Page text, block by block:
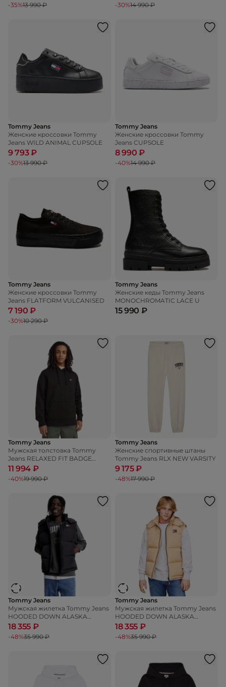
-35%13 990 ₽ -30%14 990 ₽
Tommy Jeans
Женские кроссовки Tommy
Jeans WILD ANIMAL CUPSOLE
9 793 ₽
-30%13 990 ₽
Tommy Jeans
Женские кроссовки Tommy
Jeans CUPSOLE
8 990 ₽
-40%14 990 ₽
Tommy Jeans
Женские кроссовки Tommy
Jeans FLATFORM VULCANISED
7 190 ₽
-30%10 290 ₽
Tommy Jeans
Женские кеды Tommy Jeans
MONOCHROMATIC LACE U
15 990 ₽
Tommy Jeans
Мужская толстовка Tommy
Jeans RELAXED FIT BADGE
HOODIE
11 994 ₽
-40%19 990 ₽
Tommy Jeans
Женские спортивные штаны
Tommy Jeans RLX NEW VARSITY
9 175 ₽
-48%17 990 ₽
Tommy Jeans
Мужская жилетка Tommy Jeans
HOODED DOWN ALASKA
PUFFER VEST
18 355 ₽
-48%35 990 ₽
Tommy Jeans
Мужская жилетка Tommy Jeans
HOODED DOWN ALASKA
PUFFER VEST
18 355 ₽
-48%35 990 ₽